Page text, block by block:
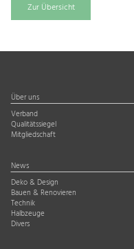
Zur Übersicht
Über uns
Verband
Qualitätssiegel
Mitgliedschaft
News
Deko & Design
Bauen & Renovieren
Technik
Halbzeuge
Divers